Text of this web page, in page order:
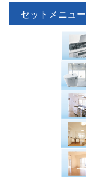
セットメニュー